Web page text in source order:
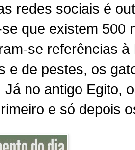
redes sociais é
que existem 500
se referências
e de pestes, os
Já no antigo Egito,
e só depois